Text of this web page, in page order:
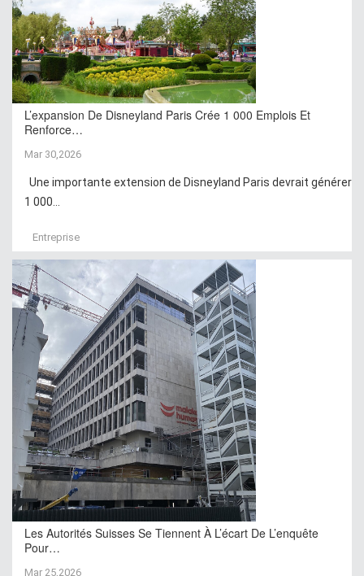
L’expansion De Disneyland Paris Crée 1 000 Emplois Et
Renforce…
Mar 30,2026
Une importante extension de Disneyland Paris devrait générer
1 000...
Entreprise
Les Autorités Suisses Se Tiennent À L’écart De L’enquête
Pour…
Mar 25,2026